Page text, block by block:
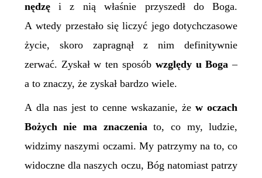
nędzęi z nią właśnie przyszedł do Boga.
A wtedy przestało się liczyć jego dotychczasowe
życie, skoro zapragnął z nim definitywnie
zerwać. Zyskał w ten sposób względy u Boga –
a to znaczy, że zyskał bardzo wiele.
A dla nas jest to cenne wskazanie, żew oczach
Bożych nie ma znaczeniato, co my, ludzie,
widzimy naszymi oczami. My patrzymy na to, co
widoczne dla naszych oczu, Bóg natomiast patrzy